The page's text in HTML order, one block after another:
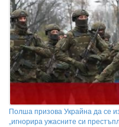
Полша призова Украйна да се
„игнорира ужасните си